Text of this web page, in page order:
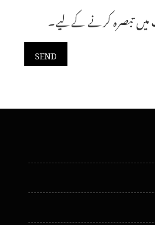
میں تبصرہ کرنے کےلیے۔